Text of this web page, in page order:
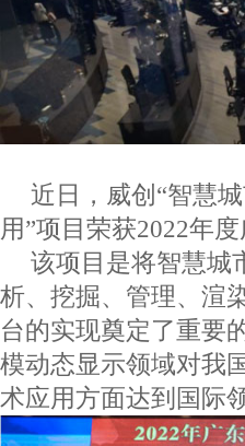
近日，威创“智慧
用”项目荣获2022年
该项目是将智慧城
析、挖掘、管理、渲
台的实现奠定了重要
模动态显示领域对我
术应用方面达到国际